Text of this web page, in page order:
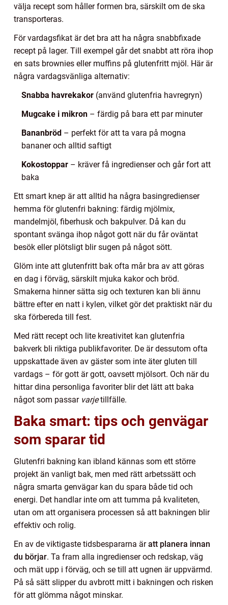
välja recept som håller formen bra, särskilt om de ska
transporteras.
För vardagsfikat är det bra att ha några snabbfixade
recept på lager. Till exempel går det snabbt att röra ihop
en sats brownies eller muffins på glutenfritt mjöl. Här är
några vardagsvänliga alternativ:
Snabba havrekakor (använd glutenfria havregryn)
Mugcake i mikron – färdig på bara ett par minuter
Bananbröd – perfekt för att ta vara på mogna
bananer och alltid saftigt
Kokostoppar – kräver få ingredienser och går fort att
baka
Ett smart knep är att alltid ha några basingredienser
hemma för glutenfri bakning: färdig mjölmix,
mandelmjöl, fiberhusk och bakpulver. Då kan du
spontant svänga ihop något gott när du får oväntat
besök eller plötsligt blir sugen på något sött.
Glöm inte att glutenfritt bak ofta mår bra av att göras
en dag i förväg, särskilt mjuka kakor och bröd.
Smakerna hinner sätta sig och texturen kan bli ännu
bättre efter en natt i kylen, vilket gör det praktiskt när du
ska förbereda till fest.
Med rätt recept och lite kreativitet kan glutenfria
bakverk bli riktiga publikfavoriter. De är dessutom ofta
uppskattade även av gäster som inte äter gluten till
vardags – för gott är gott, oavsett mjölsort. Och när du
hittar dina personliga favoriter blir det lätt att baka
något som passar varjetillfälle.
Baka smart: tips och genvägar
som sparar tid
Glutenfri bakning kan ibland kännas som ett större
projekt än vanligt bak, men med rätt arbetssätt och
några smarta genvägar kan du spara både tid och
energi. Det handlar inte om att tumma på kvaliteten,
utan om att organisera processen så att bakningen blir
effektiv och rolig.
En av de viktigaste tidsbespararna äratt planera innan
du börjar. Ta fram alla ingredienser och redskap, väg
och mät upp i förväg, och se till att ugnen är uppvärmd.
På så sätt slipper du avbrott mitt i bakningen och risken
för att glömma något minskar.